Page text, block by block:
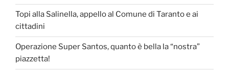
Topi alla Salinella, appello al Comune di Taranto e ai
cittadini
Operazione Super Santos, quanto è bella la “nostra”
piazzetta!